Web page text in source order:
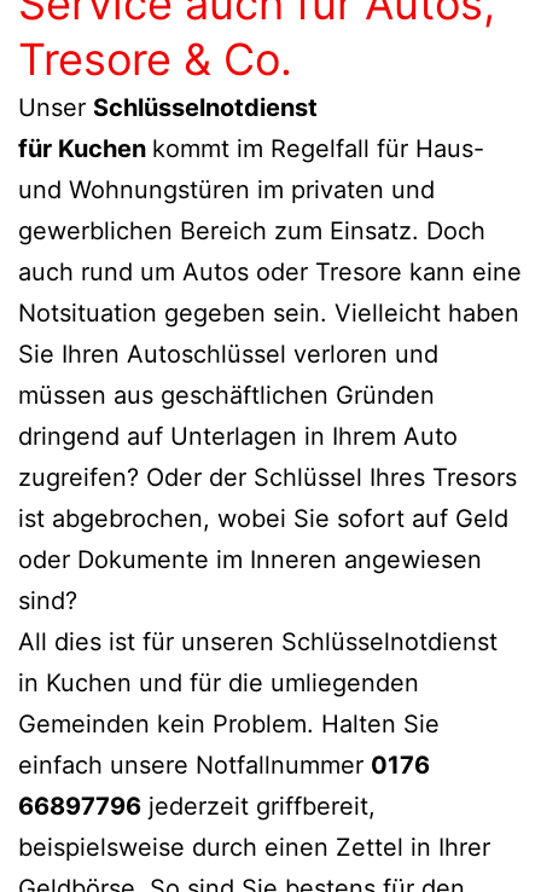
Tresore & Co.
Unser Schlüsselnotdienst
für Kuchen kommt im Regelfall für Haus-
und Wohnungstüren im privaten und
gewerblichen Bereich zum Einsatz. Doch
auch rund um Autos oder Tresore kann eine
Notsituation gegeben sein. Vielleicht haben
Sie Ihren Autoschlüssel verloren und
müssen aus geschäftlichen Gründen
dringend auf Unterlagen in Ihrem Auto
zugreifen? Oder der Schlüssel Ihres Tresors
ist abgebrochen, wobei Sie sofort auf Geld
oder Dokumente im Inneren angewiesen
sind?
All dies ist für unseren Schlüsselnotdienst
in Kuchen und für die umliegenden
Gemeinden kein Problem. Halten Sie
einfach unsere Notfallnummer 0176
66897796 jederzeit griffbereit,
beispielsweise durch einen Zettel in Ihrer